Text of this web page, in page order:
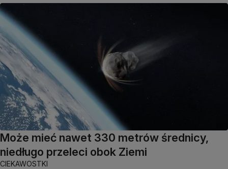
Może mieć nawet 330 metrów średnicy,
niedługo przeleci obok Ziemi
CIEKAWOSTKI